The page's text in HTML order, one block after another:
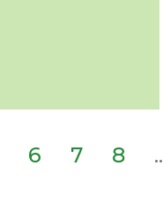
6 7 8